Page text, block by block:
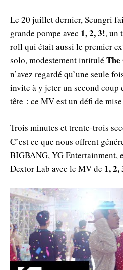
Le 20 juillet dernier, Seungri
grande pompe avec 1, 2, 3!, un
roll qui était aussi le premier
solo, modestement intitulé
n’avez regardé qu’une seule
invite à y jeter un second coup
tête : ce MV est un défi de
Trois minutes et trente-trois
C’est ce que nous offrent
BIGBANG, YG Entertainment,
Dextor Lab avec le MV de 1, 2,